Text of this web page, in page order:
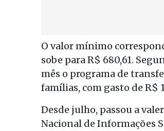
O valor mínimo
sobe para R$ 680,61.
mês o programa de
famílias, com gasto de R$
Desde julho, passou a
Nacional de Informações